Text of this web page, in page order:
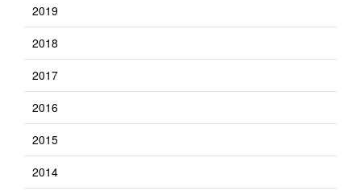
2019
2018
2017
2016
2015
2014